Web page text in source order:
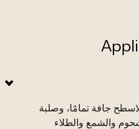
جافة تمامًا، وصلبة
والشمع والطلاء